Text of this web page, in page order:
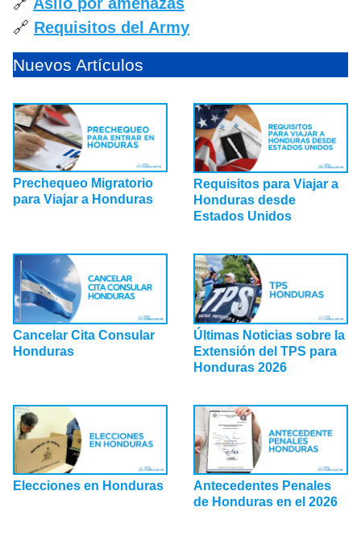
🔗 Requisitos del Army
Nuevos Artículos
Prechequeo Migratorio
para Viajar a Honduras
Requisitos para Viajar a
Honduras desde
Estados Unidos
Cancelar Cita Consular
Honduras
Últimas Noticias sobre la
Extensión del TPS para
Honduras 2026
Elecciones en Honduras
Antecedentes Penales
de Honduras en el 2026